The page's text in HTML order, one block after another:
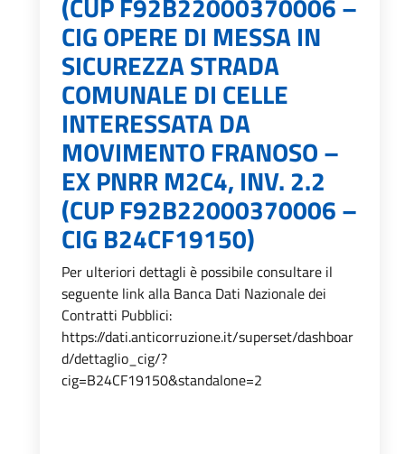
CIG OPERE DI MESSA IN
SICUREZZA STRADA
COMUNALE DI CELLE
INTERESSATA DA
MOVIMENTO FRANOSO –
EX PNRR M2C4, INV. 2.2
(CUP F92B22000370006 –
CIG B24CF19150)
Per ulteriori dettagli è possibile consultare il
seguente link alla Banca Dati Nazionale dei
Contratti Pubblici:
https://dati.anticorruzione.it/superset/dashboar
d/dettaglio_cig/?
cig=B24CF19150&standalone=2